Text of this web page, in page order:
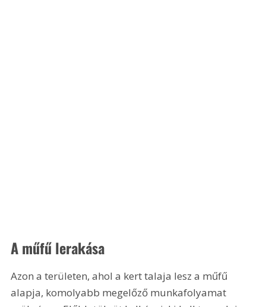
A műfű lerakása
Azon a területen, ahol a kert talaja lesz a műfű
alapja, komolyabb megelőző munkafolyamat